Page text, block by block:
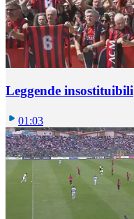
Leggende insostituibili
01:03